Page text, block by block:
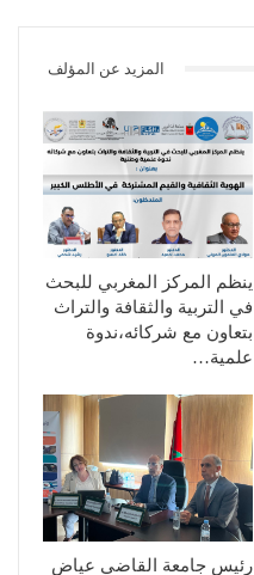
المزيد عن المؤلف
ينظم المركز المغربي للبحث
في التربية والثقافة والتراث
بتعاون مع شركائه،ندوة
علمية…
رئيس جامعة القاضي عياض